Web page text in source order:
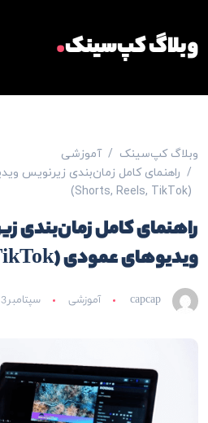
وبلاگ کپ‌سینک.
وبلاگ کپ‌سینک
آموزشی
راهنمای کامل زمان‌بندی زیرنویس
(Shorts, Reels, TikTok)
راهنمای کامل زمان‌بندی
ویدیوهای عمودی (Shorts, Reels, TikTok)
capcap آموزشی سپتامبر 3, 2025